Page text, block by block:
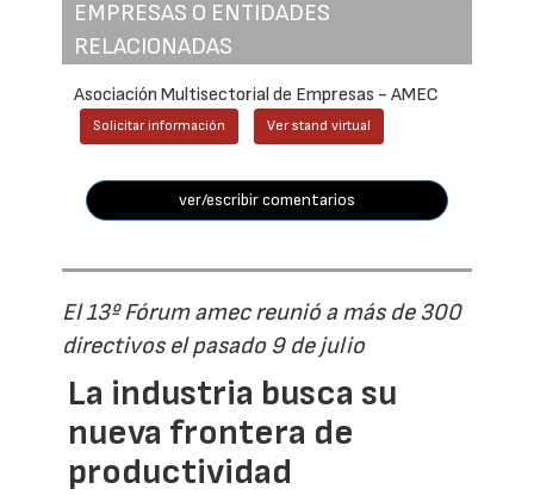
EMPRESAS O ENTIDADES
RELACIONADAS
Asociación Multisectorial de Empresas - AMEC
Solicitar información Ver stand virtual
ver/escribir comentarios
El 13º Fórum amec reunió a más de 300
directivos el pasado 9 de julio
La industria busca su
nueva frontera de
productividad